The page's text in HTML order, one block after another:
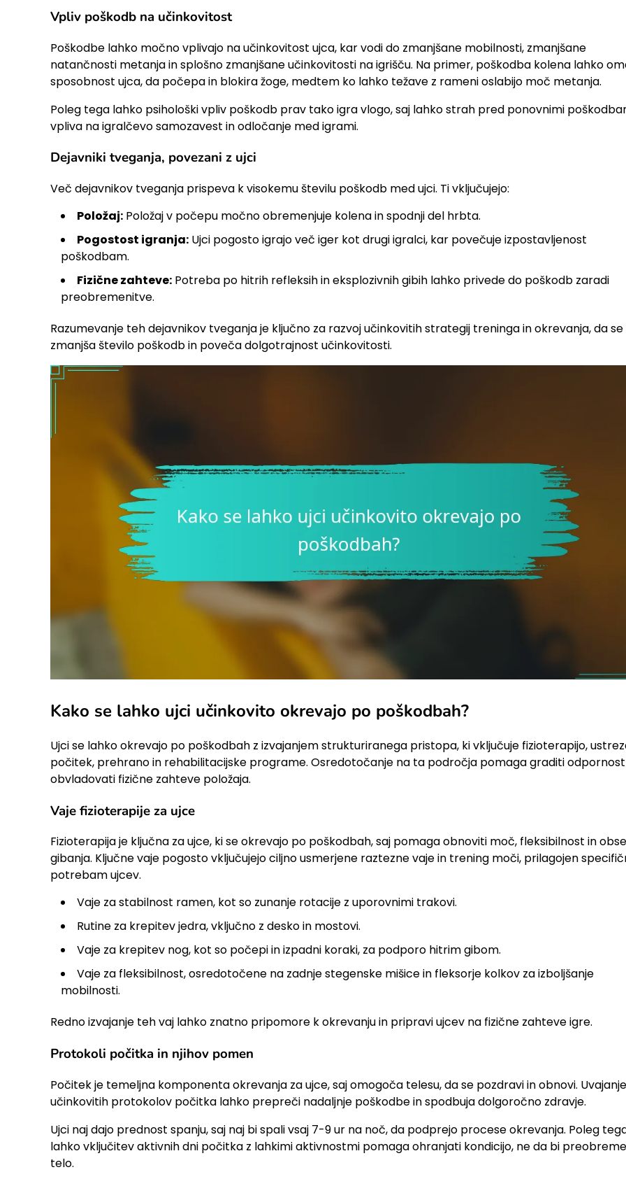
Vpliv poškodb na učinkovitost
Poškodbe lahko močno vplivajo na učinkovitost ujca, kar vodi do zmanjšane mobilnosti, zmanjšane
natančnosti metanja in splošno zmanjšane učinkovitosti na igrišču. Na primer, poškodba kolena lahko
sposobnost ujca, da počepa in blokira žoge, medtem ko lahko težave z rameni oslabijo moč metanja.
Poleg tega lahko psihološki vpliv poškodb prav tako igra vlogo, saj lahko strah pred ponovnimi
vpliva na igralčevo samozavest in odločanje med igrami.
Dejavniki tveganja, povezani z ujci
Več dejavnikov tveganja prispeva k visokemu številu poškodb med ujci. Ti vključujejo:
Položaj: Položaj v počepu močno obremenjuje kolena in spodnji del hrbta.
Pogostost igranja: Ujci pogosto igrajo več iger kot drugi igralci, kar povečuje izpostavljenost
poškodbam.
Fizične zahteve: Potreba po hitrih refleksih in eksplozivnih gibih lahko privede do poškodb zaradi
preobremenitve.
Razumevanje teh dejavnikov tveganja je ključno za razvoj učinkovitih strategij treninga in okrevanja, da se
zmanjša število poškodb in poveča dolgotrajnost učinkovitosti.
Kako se lahko ujci učinkovito okrevajo po poškodbah?
Ujci se lahko okrevajo po poškodbah z izvajanjem strukturiranega pristopa, ki vključuje fizioterapijo,
počitek, prehrano in rehabilitacijske programe. Osredotočanje na ta področja pomaga graditi
obvladovati fizične zahteve položaja.
Vaje fizioterapije za ujce
Fizioterapija je ključna za ujce, ki se okrevajo po poškodbah, saj pomaga obnoviti moč, fleksibilnost in
gibanja. Ključne vaje pogosto vključujejo ciljno usmerjene raztezne vaje in trening moči, prilagojen
potrebam ujcev.
Vaje za stabilnost ramen, kot so zunanje rotacije z uporovnimi trakovi.
Rutine za krepitev jedra, vključno z desko in mostovi.
Vaje za krepitev nog, kot so počepi in izpadni koraki, za podporo hitrim gibom.
Vaje za fleksibilnost, osredotočene na zadnje stegenske mišice in fleksorje kolkov za izboljšanje
mobilnosti.
Redno izvajanje teh vaj lahko znatno pripomore k okrevanju in pripravi ujcev na fizične zahteve igre.
Protokoli počitka in njihov pomen
Počitek je temeljna komponenta okrevanja za ujce, saj omogoča telesu, da se pozdravi in obnovi. Uvajanje
učinkovitih protokolov počitka lahko prepreči nadaljnje poškodbe in spodbuja dolgoročno zdravje.
Ujci naj dajo prednost spanju, saj naj bi spali vsaj 7-9 ur na noč, da podprejo procese okrevanja. Poleg
lahko vključitev aktivnih dni počitka z lahkimi aktivnostmi pomaga ohranjati kondicijo, ne da bi
telo.